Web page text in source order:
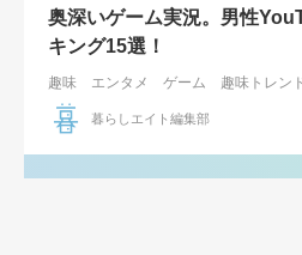
奥深いゲーム実況。男性
キング15選！
趣味 エンタメ ゲーム 趣味トレン
暮らしエイト編集部